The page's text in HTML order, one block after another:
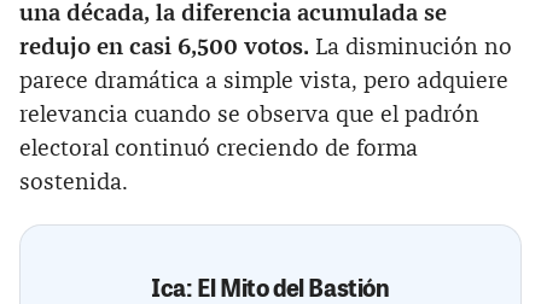
una década, la diferencia acumulada se
redujo en casi 6,500 votos. La disminución no
parece dramática a simple vista, pero adquiere
relevancia cuando se observa que el padrón
electoral continuó creciendo de forma
sostenida.
Ica: El Mito del Bastión